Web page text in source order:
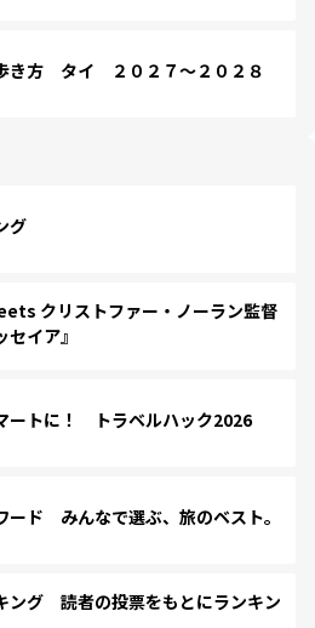
き方 タイ ２０２７～２０２８
グ
クリストファー・ノーラン監督
イア』
ートに！ トラベルハック2026
ード みんなで選ぶ、旅のベスト。
ング 読者の投票をもとにランキン